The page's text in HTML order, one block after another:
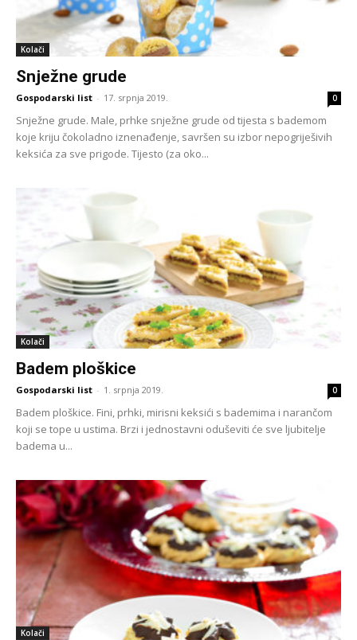
Kolači
Snježne grude
Gospodarski list - 17. srpnja 2019. 0
Snježne grude. Male, prhke snježne grude od tijesta s bademom
koje kriju čokoladno iznenađenje, savršen su izbor nepogriješivih
keksića za sve prigode. Tijesto (za oko...
Kolači
Badem ploškice
Gospodarski list - 1. srpnja 2019. 0
Badem ploškice. Fini, prhki, mirisni keksići s bademima i narančom
koji se tope u ustima. Brzi i jednostavni oduševiti će sve ljubitelje
badema u...
Kolači